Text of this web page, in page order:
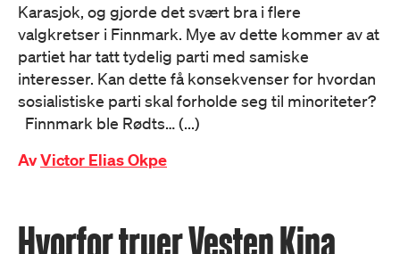
Karasjok, og gjorde det svært bra i flere
valgkretser i Finnmark. Mye av dette kommer av at
partiet har tatt tydelig parti med samiske
interesser. Kan dette få konsekvenser for hvordan
sosialistiske parti skal forholde seg til minoriteter?
Finnmark ble Rødts… (...)
AvVictor Elias Okpe
Hvorfor truer Vesten Kina